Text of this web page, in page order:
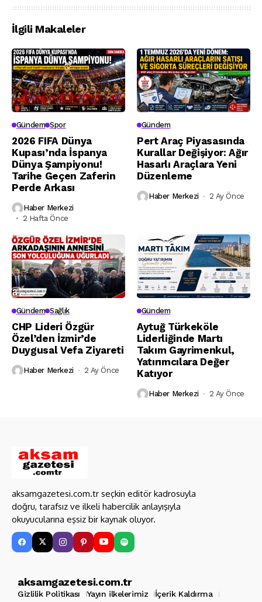
İlgili Makaleler
Gündem Spor
2026 FIFA Dünya
Kupası’nda İspanya
Dünya Şampiyonu!
Tarihe Geçen Zaferin
Perde Arkası
Haber Merkezi
2 Hafta Önce
Gündem
Pert Araç Piyasasında
Kurallar Değişiyor: Ağır
Hasarlı Araçlara Yeni
Düzenleme
Haber Merkezi 2 Ay Önce
Gündem Sağlık
CHP Lideri Özgür
Özel’den İzmir’de
Duygusal Vefa Ziyareti
Haber Merkezi 2 Ay Önce
Gündem
Aytuğ Türkeköle
Liderliğinde Martı
Takım Gayrimenkul,
Yatırımcılara Değer
Katıyor
Haber Merkezi 2 Ay Önce
aksamgazetesi.com.tr seçkin editör kadrosuyla
doğru, tarafsız ve ilkeli habercilik anlayışıyla
okuyucularına eşsiz bir kaynak oluyor.
aksamgazetesi.com.tr
Gizlilik Politikası Yayın ilkelerimiz
İçerik Kaldırma